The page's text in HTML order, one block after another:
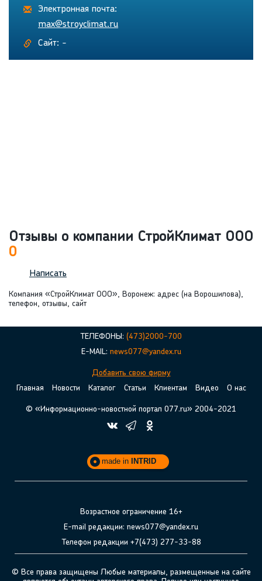
Электронная почта:
max@stroyclimat.ru
Сайт: -
Отзывы о компании СтройКлимат ООО
0
Написать
Компания «СтройКлимат ООО», Воронеж: адрес (на Ворошилова),
телефон, отзывы, сайт
ТЕЛЕФОНЫ: (473)2000-700
E-MAIL: news077@yandex.ru
Добавить свою фирму
Главная
Новости Каталог Статьи Клиентам Видео О нас
© «Информационно-новостной портал 077.ru» 2004-2021
made in INTRID
Возрастное ограничение 16+
E-mail редакции: news077@yandex.ru
Телефон редакции +7(473) 277-33-88
© Все права защищены Любые материалы, размещенные на сайте